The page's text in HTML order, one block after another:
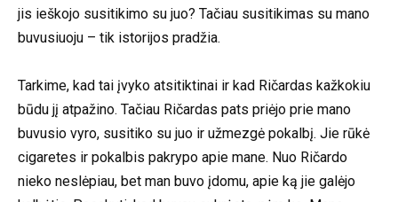
jis ieškojo susitikimo su juo? Tačiau susitikimas su mano
buvusiuoju – tik istorijos pradžia.
Tarkime, kad tai įvyko atsitiktinai ir kad Ričardas kažkokiu
būdu jį atpažino. Tačiau Ričardas pats priėjo prie mano
buvusio vyro, susitiko su juo ir užmezgė pokalbį. Jie rūkė
cigaretes ir pokalbis pakrypo apie mane. Nuo Ričardo
nieko neslėpiau, bet man buvo įdomu, apie ką jie galėjo